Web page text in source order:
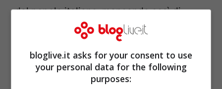
dal popolo italiano, mancando così di
rispetto soprattutto alle tante persone che
sono oppresse per davvero dalle forze del
male”.
bloglive.it asks for your consent to use
your personal data for the following
purposes: